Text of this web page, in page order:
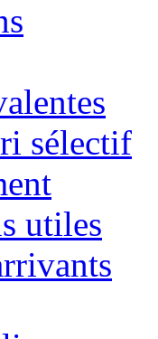
sélectif
utiles